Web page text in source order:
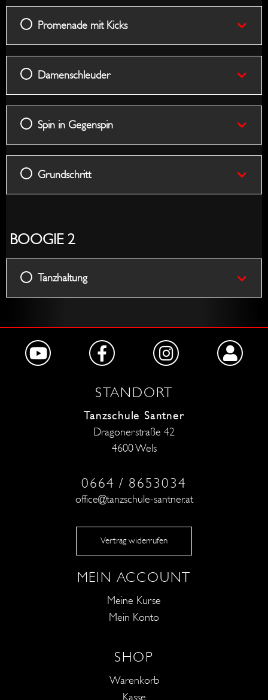
Promenade mit Kicks
Damenschleuder
Spin in Gegenspin
Grundschritt
BOOGIE 2
Tanzhaltung
STANDORT
Tanzschule Santner
Dragonerstraße 42
4600 Wels
0664 / 8653034
office@tanzschule-santner.at
Vertrag widerrufen
MEIN ACCOUNT
Meine Kurse
Mein Konto
SHOP
Warenkorb
Kasse